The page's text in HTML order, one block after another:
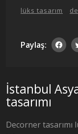
lüks tasarım
Paylaş:
İstanbul
tasarımı
Decorner